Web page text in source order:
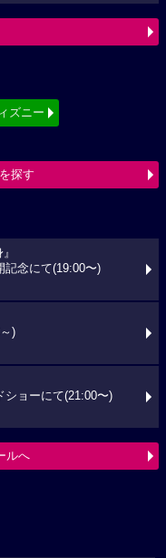
ズニー
探す
記念にて(19:00〜)
)
ショーにて(21:00〜)
ルへ